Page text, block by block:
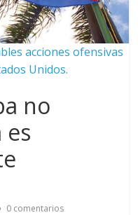
acciones ofensivas
Unidos.
no
es
0 comentarios